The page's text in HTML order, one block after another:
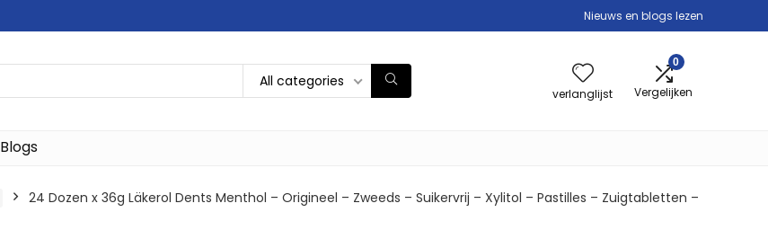
Nieuws en blogs lezen
All categories
verlanglijst
0
Vergelijken
Blogs
24 Dozen x 36g Läkerol Dents Menthol – Origineel – Zweeds – Suikervrij – Xylitol – Pastilles – Zuigtabletten –